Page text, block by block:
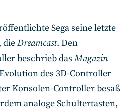
Sega seine letzte
dieDreamcast. Den
beschrieb das Magazin
des 3D-Controller
Konsolen-Controller besaß
analoge Schultertasten,